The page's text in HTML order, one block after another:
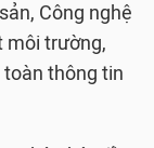
Công nghệ
môi trường,
toàn thông tin